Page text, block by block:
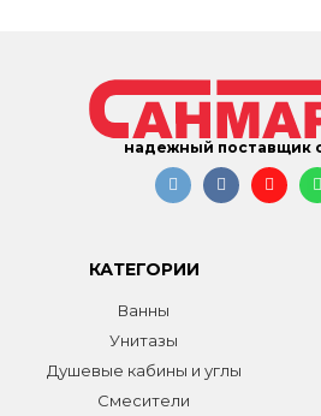
надежный поставщик
КАТЕГОРИИ
Ванны
Унитазы
Душевые кабины и углы
Смесители